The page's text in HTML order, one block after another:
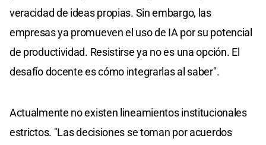
veracidad de ideas propias. Sin embargo, las
empresas ya promueven el uso de IA por su potencial
de productividad. Resistirse ya no es una opción. El
desafío docente es cómo integrarlas al saber".
Actualmente no existen lineamientos institucionales
estrictos. "Las decisiones se toman por acuerdos